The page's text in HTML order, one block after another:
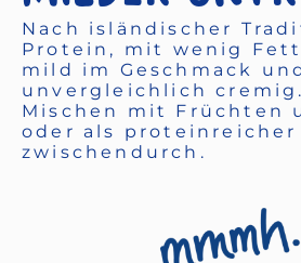
Nach isländischer
Protein, mit wenig
mild im Geschmack
unvergleichlich
Mischen mit Früchten
oder als proteinreicher
zwischendurch.